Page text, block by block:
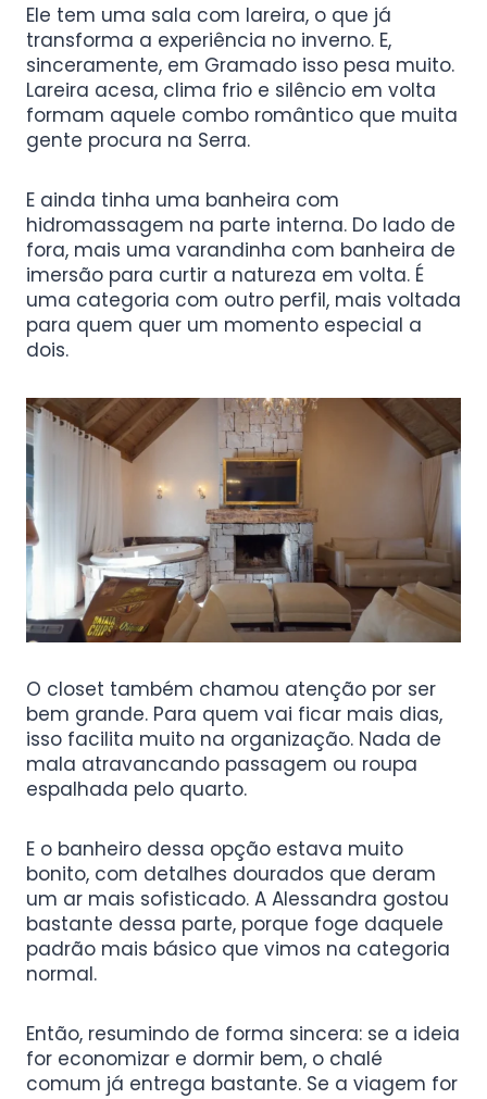
Ele tem uma sala com lareira, o que já
transforma a experiência no inverno. E,
sinceramente, em Gramado isso pesa muito.
Lareira acesa, clima frio e silêncio em volta
formam aquele combo romântico que muita
gente procura na Serra.
E ainda tinha uma banheira com
hidromassagem na parte interna. Do lado de
fora, mais uma varandinha com banheira de
imersão para curtir a natureza em volta. É
uma categoria com outro perfil, mais voltada
para quem quer um momento especial a
dois.
O closet também chamou atenção por ser
bem grande. Para quem vai ficar mais dias,
isso facilita muito na organização. Nada de
mala atravancando passagem ou roupa
espalhada pelo quarto.
E o banheiro dessa opção estava muito
bonito, com detalhes dourados que deram
um ar mais sofisticado. A Alessandra gostou
bastante dessa parte, porque foge daquele
padrão mais básico que vimos na categoria
normal.
Então, resumindo de forma sincera: se a ideia
for economizar e dormir bem, o chalé
comum já entrega bastante. Se a viagem for